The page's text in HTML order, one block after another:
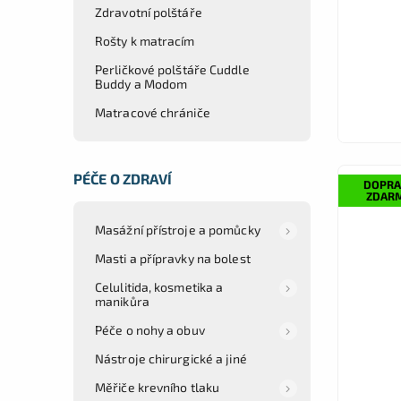
Zdravotní polštáře
Rošty k matracím
Perličkové polštáře Cuddle
Buddy a Modom
Matracové chrániče
PÉČE O ZDRAVÍ
Masážní přístroje a pomůcky
Masti a přípravky na bolest
Celulitida, kosmetika a
manikůra
Péče o nohy a obuv
Nástroje chirurgické a jiné
Měřiče krevního tlaku